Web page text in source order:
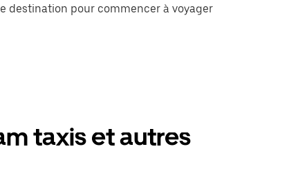
destination pour commencer à voyager
taxis et autres